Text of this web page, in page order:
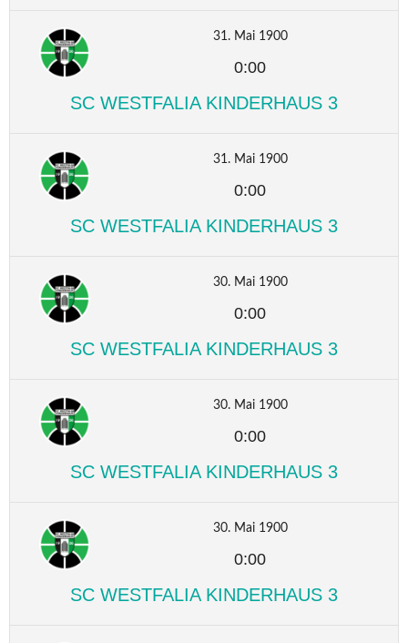
31. Mai 1900
0:00
SC WESTFALIA KINDERHAUS 3
31. Mai 1900
0:00
SC WESTFALIA KINDERHAUS 3
30. Mai 1900
0:00
SC WESTFALIA KINDERHAUS 3
30. Mai 1900
0:00
SC WESTFALIA KINDERHAUS 3
30. Mai 1900
0:00
SC WESTFALIA KINDERHAUS 3